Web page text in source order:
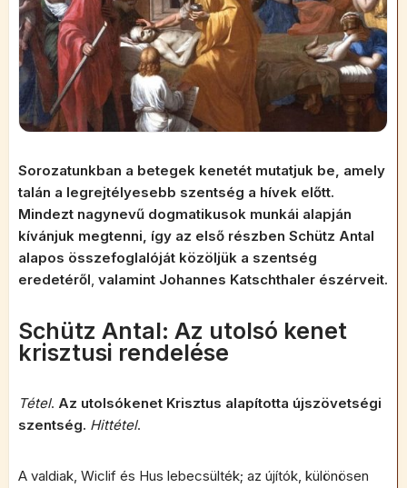
Sorozatunkban a betegek kenetét mutatjuk be, amely
talán a legrejtélyesebb szentség a hívek előtt.
Mindezt nagynevű dogmatikusok munkái alapján
kívánjuk megtenni, így az első részben Schütz Antal
alapos összefoglalóját közöljük a szentség
eredetéről, valamint Johannes Katschthaler észérveit.
Schütz Antal: Az utolsó kenet
krisztusi rendelése
Tétel. Az utolsókenet Krisztus alapította újszövetségi
szentség. Hittétel.
A valdiak, Wiclif és Hus lebecsülték; az újítók, különösen